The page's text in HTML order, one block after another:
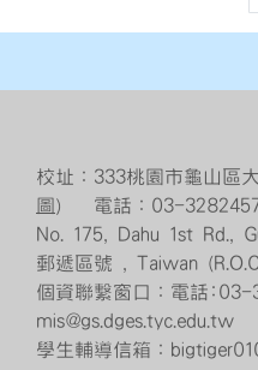
校址：333桃園市龜山區
圖） 電話：03-
No. 175, Dahu 1st Rd.,
郵遞區號 , Taiwan
個資聯繫窗口：電話:03-
mis@gs.dges.tyc.edu.tw
學生輔導信箱：